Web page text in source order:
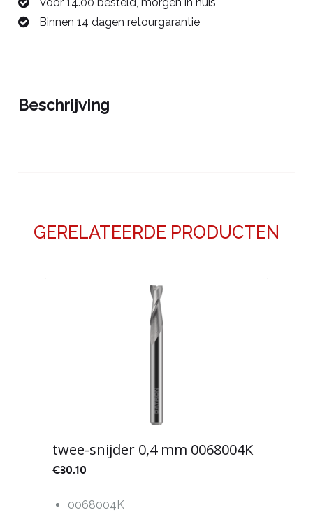
mm
0068435A
Binnen 14 dagen retourgarantie
Beschrijving
GERELATEERDE PRODUCTEN
twee-snijder 0,4 mm 0068004K
€30.10
0068004K